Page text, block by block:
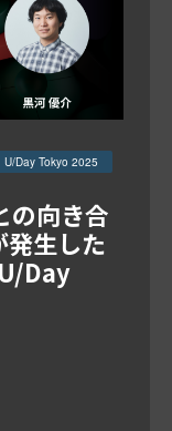
U/Day Tokyo 2025
の向き合
生した
Day